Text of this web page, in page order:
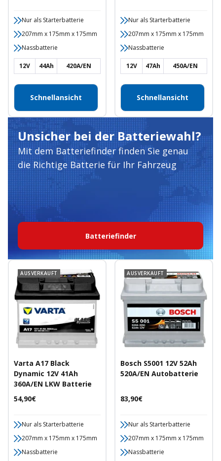
Nur als Starterbatterie
207mm x 175mm x 175mm
Nassbatterie
12V 44Ah 420A/EN
Schnellansicht
Nur als Starterbatterie
207mm x 175mm x 175mm
Nassbatterie
12V 47Ah 450A/EN
Schnellansicht
Unsicher bei der Batteriewahl?
Mit dem Batteriefinder finden Sie genau
die Richtige Batterie für Ihr Fahrzeug
Batteriefinder
AUSVERKAUFT
Varta A17 Black
Dynamic 12V 41Ah
360A/EN LKW Batterie
Angebotspreis
54,90€
Nur als Starterbatterie
207mm x 175mm x 175mm
Nassbatterie
AUSVERKAUFT
Bosch S5001 12V 52Ah
520A/EN Autobatterie
Angebotspreis
83,90€
Nur als Starterbatterie
207mm x 175mm x 175mm
Nassbatterie